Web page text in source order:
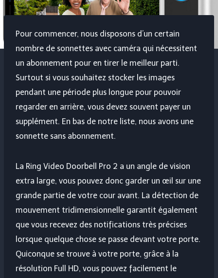
Pour commencer, nous disposons d’un certain
nombre de sonnettes avec caméra qui nécessitent
un abonnement pour en tirer le meilleur parti.
Surtout si vous souhaitez stocker les images
pendant une période plus longue pour pouvoir
regarder en arrière, vous devez souvent payer un
supplément. En bas de notre liste, nous avons une
sonnette sans abonnement.
La Ring Video Doorbell Pro 2 a un angle de vision
extra large, vous pouvez donc garder un œil sur une
grande partie de votre cour avant. La détection de
mouvement tridimensionnelle garantit également
que vous recevez des notifications très précises
lorsque quelque chose se passe devant votre porte.
Quiconque se trouve à votre porte, grâce à la
résolution Full HD, vous pouvez facilement le